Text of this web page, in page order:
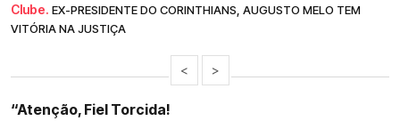
Clube. EX-PRESIDENTE DO CORINTHIANS, AUGUSTO MELO TEM
VITÓRIA NA JUSTIÇA
< >
“Atenção, Fiel Torcida!